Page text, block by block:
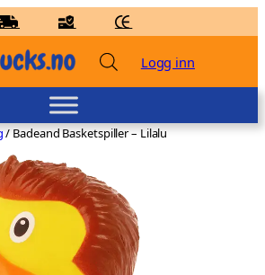
Badeand Djevel – Kvakky Duck - Rød
139,00
Logg inn
/ Badeand Basketspiller – Lilalu